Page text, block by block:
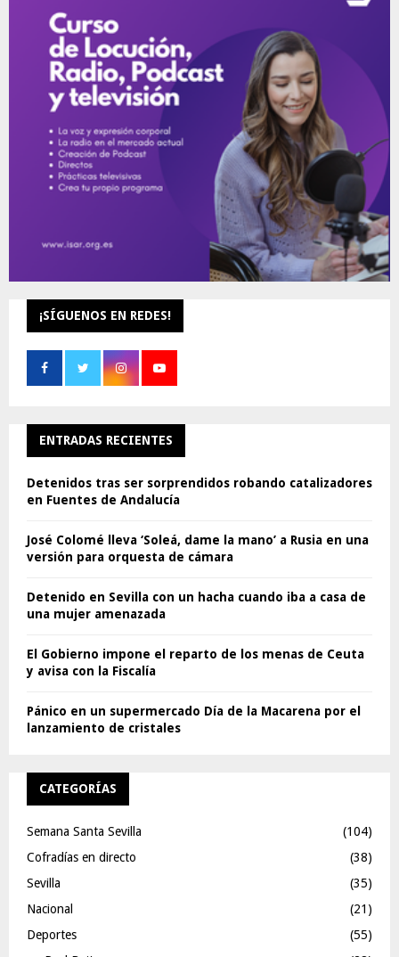
¡SÍGUENOS EN REDES!
ENTRADAS RECIENTES
Detenidos tras ser sorprendidos robando catalizadores
en Fuentes de Andalucía
José Colomé lleva ‘Soleá, dame la mano’ a Rusia en una
versión para orquesta de cámara
Detenido en Sevilla con un hacha cuando iba a casa de
una mujer amenazada
El Gobierno impone el reparto de los menas de Ceuta
y avisa con la Fiscalía
Pánico en un supermercado Día de la Macarena por el
lanzamiento de cristales
CATEGORÍAS
Semana Santa Sevilla
(104)
Cofradías en directo
(38)
Sevilla
(35)
Nacional
(21)
Deportes
(55)